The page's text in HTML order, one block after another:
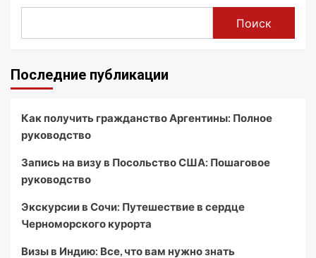
Поиск
Последние публикации
Как получить гражданство Аргентины: Полное
руководство
Запись на визу в Посольство США: Пошаговое
руководство
Экскурсии в Сочи: Путешествие в сердце
Черноморского курорта
Визы в Индию: Все, что вам нужно знать